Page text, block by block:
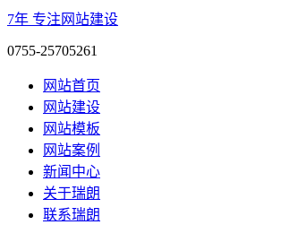
7年 专注网站建设
0755-25705261
网站首页
网站建设
网站模板
网站案例
新闻中心
关于瑞朗
联系瑞朗